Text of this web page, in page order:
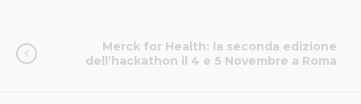
Merck for Health: la seconda edizione
dell’hackathon il 4 e 5 Novembre a Roma